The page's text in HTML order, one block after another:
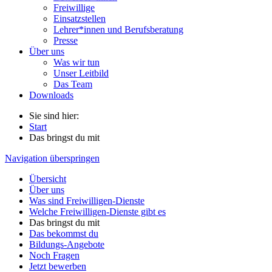
Freiwillige
Einsatzstellen
Lehrer*innen und Berufsberatung
Presse
Über uns
Was wir tun
Unser Leitbild
Das Team
Downloads
Sie sind hier:
Start
Das bringst du mit
Navigation überspringen
Übersicht
Über uns
Was sind Freiwilligen-Dienste
Welche Freiwilligen-Dienste gibt es
Das bringst du mit
Das bekommst du
Bildungs-Angebote
Noch Fragen
Jetzt bewerben